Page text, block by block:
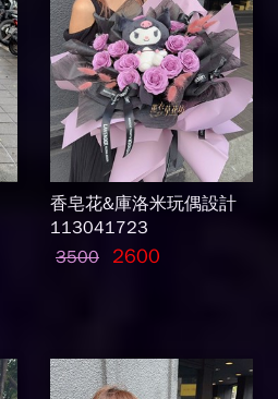
香皂花&庫洛米玩偶設計
113041723
3500
2600